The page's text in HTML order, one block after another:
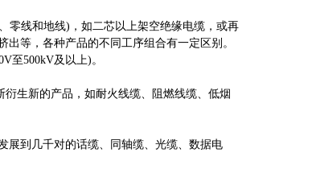
线和地线)，如二芯以上架空绝缘电缆，或再
等，各种产品的不同工序组合有一定区别。
至500kV及以上)。
生新的产品，如耐火线缆、阻燃线缆、低烟
到几千对的话缆、同轴缆、光缆、数据电